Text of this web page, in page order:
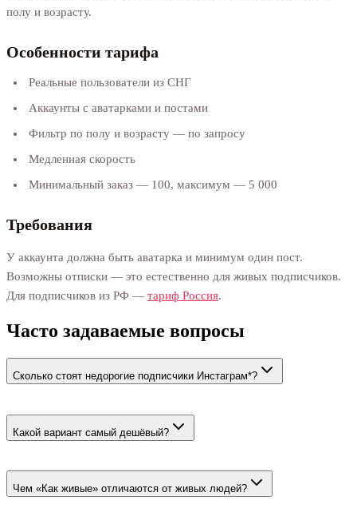
полу и возрасту.
Особенности тарифа
Реальные пользователи из СНГ
Аккаунты с аватарками и постами
Фильтр по полу и возрасту — по запросу
Медленная скорость
Минимальный заказ — 100, максимум — 5 000
Требования
У аккаунта должна быть аватарка и минимум один пост.
Возможны отписки — это естественно для живых подписчиков.
Для подписчиков из РФ — тариф Россия.
Часто задаваемые вопросы
Сколько стоят недорогие подписчики Инстаграм*?
Какой вариант самый дешёвый?
Чем «Как живые» отличаются от живых людей?